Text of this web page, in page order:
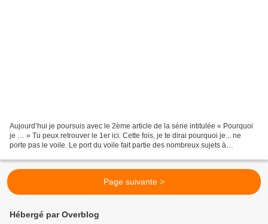
Aujourd’hui je poursuis avec le 2ème article de la série intitulée « Pourquoi
je … » Tu peux retrouver le 1er ici. Cette fois, je te dirai pourquoi je... ne
porte pas le voile. Le port du voile fait partie des nombreux sujets à
Page suivante >
Hébergé par Overblog